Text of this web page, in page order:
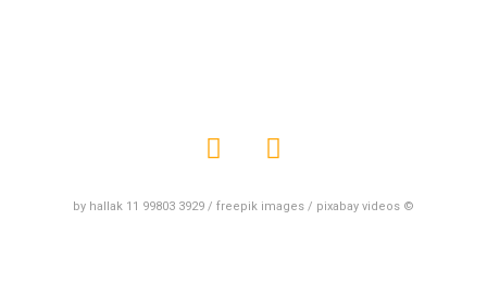
by hallak 11 99803 3929 / freepik images / pixabay videos ©